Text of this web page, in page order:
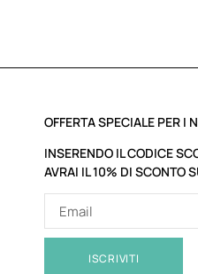
OFFERTA SPECIALE PER I
INSERENDO IL CODICE
AVRAI IL 10% DI SCONTO
ISCRIVITI